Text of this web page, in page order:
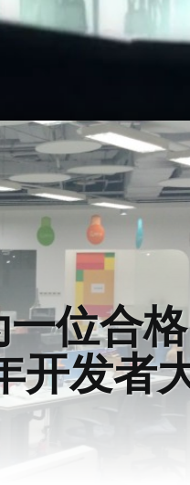
一位合
开发者